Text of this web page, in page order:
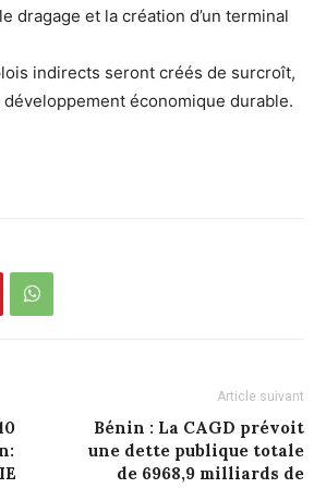
dragage et la création d’un terminal
indirects seront créés de surcroît,
économique durable.
Article suivant
Bénin : La CAGD prévoit
une dette publique totale
de 6968,9 milliards de